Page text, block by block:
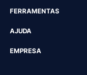
FERRAMENTAS
AJUDA
EMPRESA